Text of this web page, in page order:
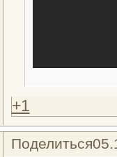
+1
Поделиться